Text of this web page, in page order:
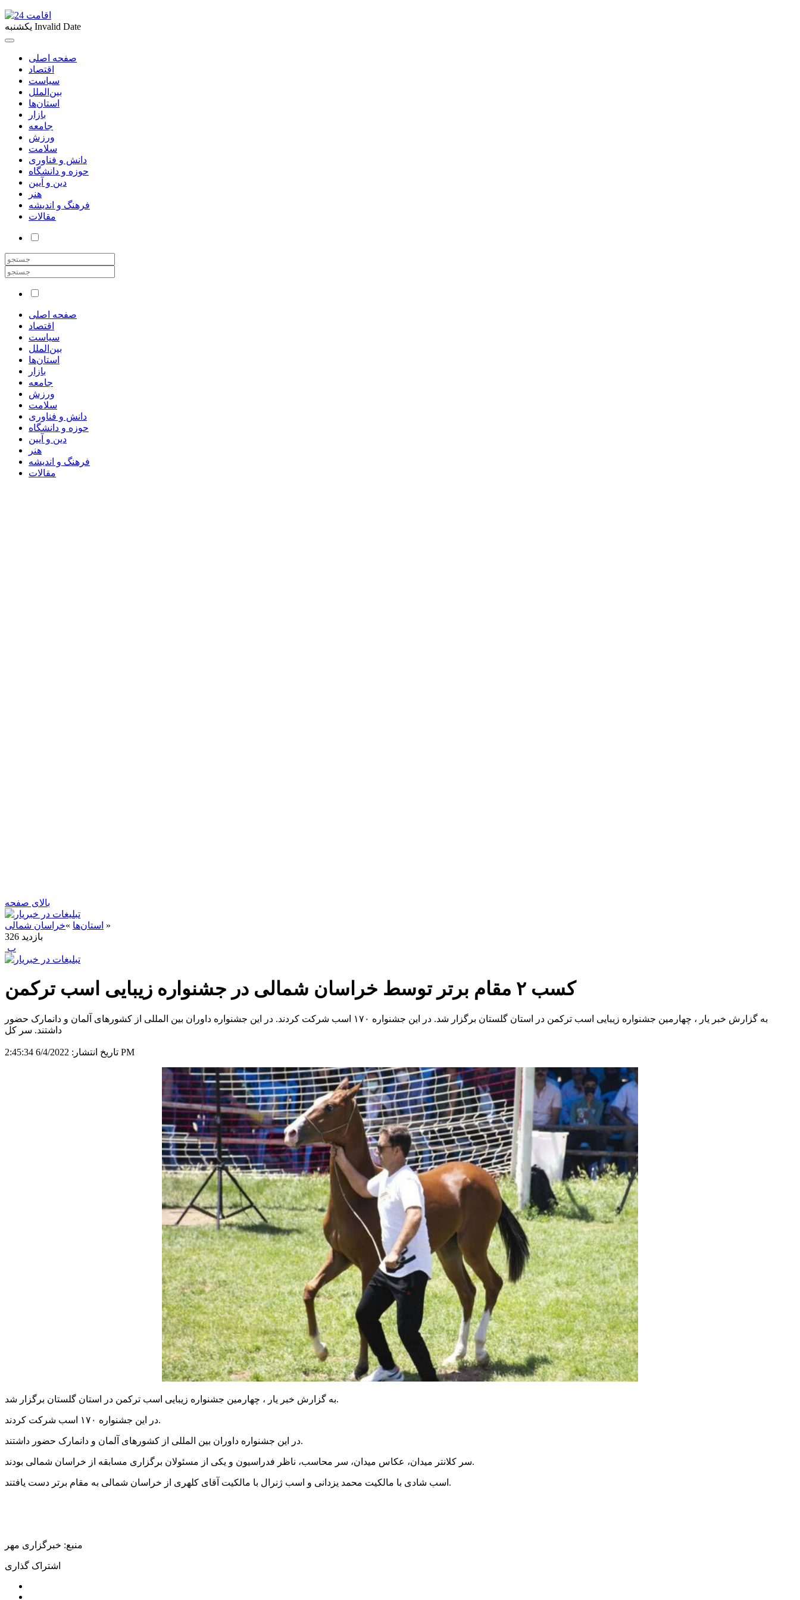
یکشنبه Invalid Date
صفحه اصلی
اقتصاد
سیاست
بین‌الملل
استان‌ها
بازار
جامعه
ورزش
سلامت
دانش و فناوری
حوزه و دانشگاه
دین و آیین
هنر
فرهنگ و اندیشه
مقالات
صفحه اصلی
اقتصاد
سیاست
بین‌الملل
استان‌ها
بازار
جامعه
ورزش
سلامت
دانش و فناوری
حوزه و دانشگاه
دین و آیین
هنر
فرهنگ و اندیشه
مقالات
بالای صفحه
استان‌ها »خراسان شمالی
»
326 بازدید
‍ پ
کسب ۲ مقام برتر توسط خراسان شمالی در جشنواره زیبایی اسب ترکمن
به گزارش خبر یار ، چهارمین جشنواره زیبایی اسب ترکمن در استان گلستان برگزار شد. در این جشنواره ۱۷۰ اسب شرکت کردند. در این جشنواره داوران بین المللی از کشورهای آلمان و دانمارک حضور
داشتند. سر کل
تاریخ انتشار: 6/4/2022 2:45:34 PM
به گزارش خبر یار ، چهارمین جشنواره زیبایی اسب ترکمن در استان گلستان برگزار شد.
در این جشنواره ۱۷۰ اسب شرکت کردند.
در این جشنواره داوران بین المللی از کشورهای آلمان و دانمارک حضور داشتند.
سر کلانتر میدان، عکاس میدان، سر محاسب، ناظر فدراسیون و یکی از مسئولان برگزاری مسابقه از خراسان شمالی بودند.
اسب شادی با مالکیت محمد یزدانی و اسب ژنرال با مالکیت آقای کلهری از خراسان شمالی به مقام برتر دست یافتند.
منبع: خبرگزاری مهر
اشتراک گذاری